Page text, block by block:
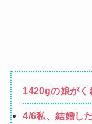
1420gの娘がく
4/6私、結婚し